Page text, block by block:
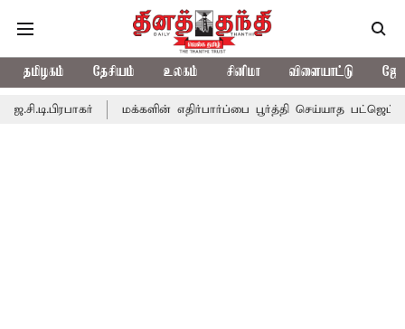
தமிழகம் தேசியம் உலகம் சினிமா விளையாட்டு
மக்களின் எதிர்பார்ப்பை பூர்த்தி செய்யாத பட்ஜெட்;